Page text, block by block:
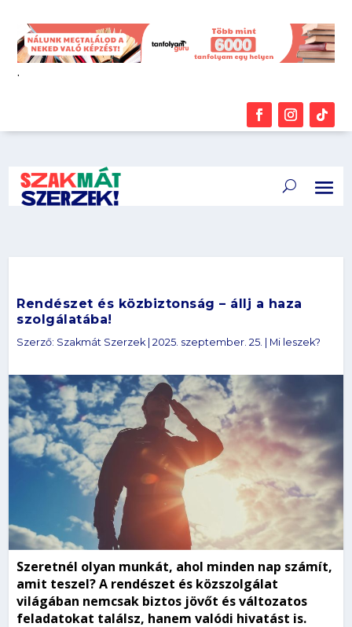
.
Rendészet és közbiztonság – állj a haza
szolgálatába!
Szerző: Szakmát Szerzek|2025. szeptember. 25. Mi leszek?
Szeretnél olyan munkát, ahol minden nap számít,
amit teszel? A rendészet és közszolgálat
világában nemcsak biztos jövőt és változatos
feladatokat találsz, hanem valódi hivatást is.